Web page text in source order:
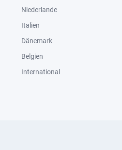
Niederlande
Italien
Dänemark
Belgien
International